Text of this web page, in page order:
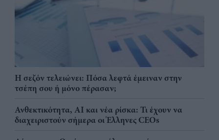
Η σεζόν τελειώνει: Πόσα λεφτά έμειναν στην
τσέπη σου ή μόνο πέρασαν;
Ανθεκτικότητα, AI και νέα ρίσκα: Τι έχουν να
διαχειριστούν σήμερα οι Έλληνες CEOs